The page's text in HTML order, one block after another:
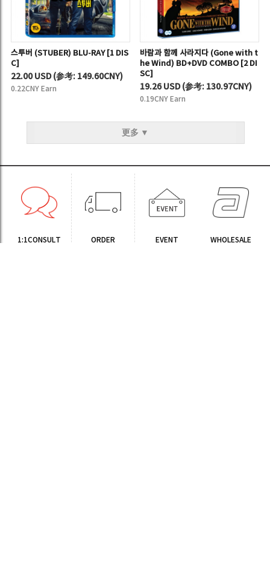
스투버 (STUBER) BLU-RAY [1 DIS
C]
22.00 USD(参考: 149.60CNY)
0.22CNY Earn
바람과 함께 사라지다 (Gone with t
he Wind) BD+DVD COMBO [2 DI
SC]
19.26 USD(参考: 130.97CNY)
0.19CNY Earn
更多 ▼
1:1CONSULT ORDER EVENT WHOLESALE